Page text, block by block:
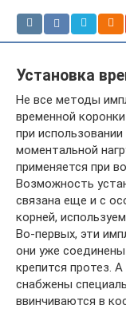
Установка
Не все методы
временной
при
моментальной
применяется при
Возможность
связана еще и с
корней,
Во-первых, эти
они уже
крепится протез.
снабжены
ввинчиваются в